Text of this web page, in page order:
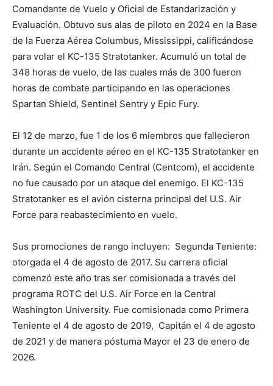
Comandante de Vuelo y Oficial de Estandarización y
Evaluación. Obtuvo sus alas de piloto en 2024 en la Base
de la Fuerza Aérea Columbus, Mississippi, calificándose
para volar el KC-135 Stratotanker. Acumuló un total de
348 horas de vuelo, de las cuales más de 300 fueron
horas de combate participando en las operaciones
Spartan Shield, Sentinel Sentry y Epic Fury.
El 12 de marzo, fue 1 de los 6 miembros que fallecieron
durante un accidente aéreo en el KC-135 Stratotanker en
Irán. Según el Comando Central (Centcom), el accidente
no fue causado por un ataque del enemigo. El KC-135
Stratotanker es el avión cisterna principal del U.S. Air
Force para reabastecimiento en vuelo.
Sus promociones de rango incluyen: Segunda Teniente:
otorgada el 4 de agosto de 2017. Su carrera oficial
comenzó este año tras ser comisionada a través del
programa ROTC del U.S. Air Force en la Central
Washington University. Fue comisionada como Primera
Teniente el 4 de agosto de 2019, Capitán el 4 de agosto
de 2021 y de manera póstuma Mayor el 23 de enero de
2026.